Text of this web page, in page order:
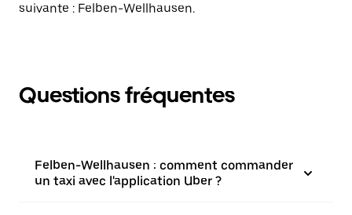
suivante : Felben-Wellhausen.
Questions fréquentes
Felben-Wellhausen : comment commander
un taxi avec l'application Uber ?